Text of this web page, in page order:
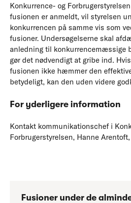
Konkurrence- og
fusionen er anmeldt, vil styrelsen
konkurrencen på samme vis som
fusioner. Undersøgelserne skal
anledning til konkurrencemæssige
gør det nødvendigt at gribe ind.
fusionen ikke hæmmer den
betydeligt, kan den uden videre
For yderligere information
Kontakt kommunikationschef i
Forbrugerstyrelsen, Hanne
Fusioner under de